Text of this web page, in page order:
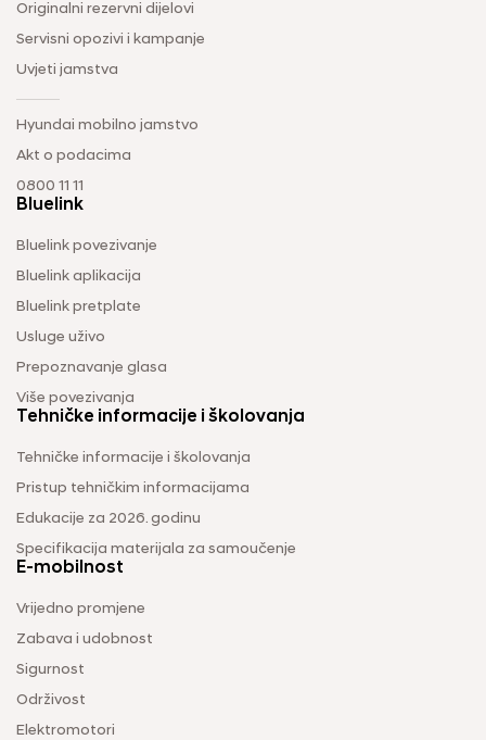
Originalni rezervni dijelovi
Servisni opozivi i kampanje
Uvjeti jamstva
Hyundai mobilno jamstvo
Akt o podacima
0800 11 11
Bluelink
Bluelink povezivanje
Bluelink aplikacija
Bluelink pretplate
Usluge uživo
Prepoznavanje glasa
Više povezivanja
Tehničke informacije i školovanja
Tehničke informacije i školovanja
Pristup tehničkim informacijama
Edukacije za 2026. godinu
Specifikacija materijala za samoučenje
E-mobilnost
Vrijedno promjene
Zabava i udobnost
Sigurnost
Održivost
Elektromotori